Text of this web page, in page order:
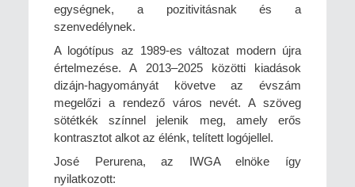
egységnek, a pozitivitásnak és a
szenvedélynek.
A logótípus az 1989-es változat modern újra
értelmezése. A 2013–2025 közötti kiadások
dizájn-hagyományát követve az évszám
megelőzi a rendező város nevét. A szöveg
sötétkék színnel jelenik meg, amely erős
kontrasztot alkot az élénk, telített logójellel.
José Perurena, az IWGA elnöke így
nyilatkozott: